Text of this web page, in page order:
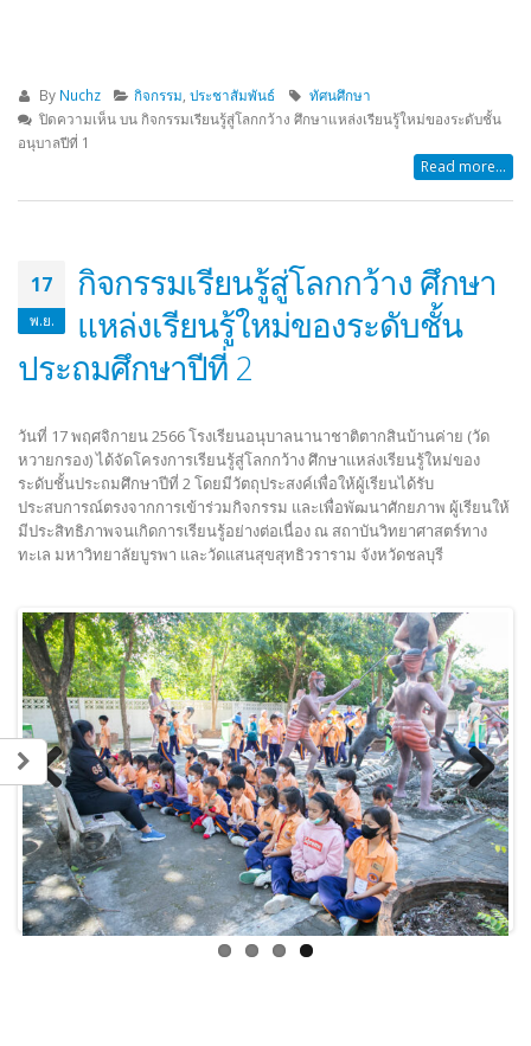
By Nuchz กิจกรรม ,ประชาสัมพันธ์
ทัศนศึกษา
ปิดความเห็นบน กิจกรรมเรียนรู้สู่โลกกว้าง ศึกษาแหล่งเรียนรู้ใหม่ของระดับชั้น
อนุบาลปีที่ 1
Read more...
17
พ.ย.
กิจกรรมเรียนรู้สู่โลกกว้าง ศึกษา
แหล่งเรียนรู้ใหม่ของระดับชั้น
ประถมศึกษาปีที่ 2
วันที่ 17 พฤศจิกายน 2566 โรงเรียนอนุบาลนานาชาติตากสินบ้านค่าย (วัด
หวายกรอง) ได้จัดโครงการเรียนรู้สู่โลกกว้าง ศึกษาแหล่งเรียนรู้ใหม่ของ
ระดับชั้นประถมศึกษาปีที่ 2 โดยมีวัตถุประสงค์เพื่อให้ผู้เรียนได้รับ
ประสบการณ์ตรงจากการเข้าร่วมกิจกรรม และเพื่อพัฒนาศักยภาพ ผู้เรียนให้
มีประสิทธิภาพจนเกิดการเรียนรู้อย่างต่อเนื่อง ณ สถาบันวิทยาศาสตร์ทาง
ทะเล มหาวิทยาลัยบูรพา และวัดแสนสุขสุทธิวราราม จังหวัดชลบุรี
Previous Next
ประกาศ ประกวดราคาซื้อโครงการ